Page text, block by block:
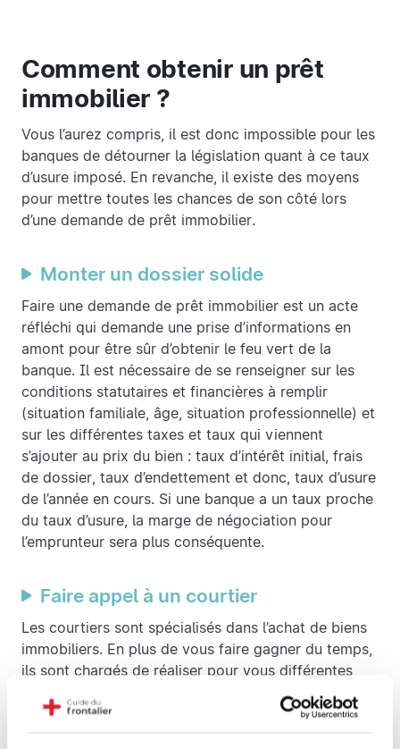
Comment obtenir un prêt
immobilier ?
Vous l’aurez compris, il est donc impossible pour les
banques de détourner la législation quant à ce taux
d’usure imposé. En revanche, il existe des moyens
pour mettre toutes les chances de son côté lors
d’une demande de prêt immobilier.
Monter un dossier solide
Faire une demande de prêt immobilier est un acte
réfléchi qui demande une prise d’informations en
amont pour être sûr d’obtenir le feu vert de la
banque. Il est nécessaire de se renseigner sur les
conditions statutaires et financières à remplir
(situation familiale, âge, situation professionnelle) et
sur les différentes taxes et taux qui viennent
s’ajouter au prix du bien : taux d’intérêt initial, frais
de dossier, taux d’endettement et donc, taux d’usure
de l’année en cours. Si une banque a un taux proche
du taux d’usure, la marge de négociation pour
l’emprunteur sera plus conséquente.
Faire appel à un courtier
Les courtiers sont spécialisés dans l’achat de biens
immobiliers. En plus de vous faire gagner du temps,
ils sont chargés de réaliser pour vous différentes
offres de prêt immobilier et de négocier les taux
d’intérêt. Vous pouvez ainsi bénéficier de son
expertise pour rendre l’acceptation de votre dossier